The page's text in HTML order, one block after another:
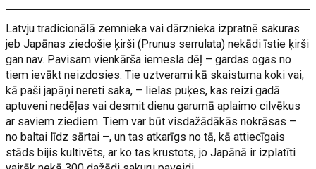
Latvju tradicionālā zemnieka vai dārznieka izpratnē sakuras
jeb Japānas ziedošie ķirši (Prunus serrulata) nekādi īstie ķirši
gan nav. Pavisam vienkārša iemesla dēļ – gardas ogas no
tiem ievākt neizdosies. Tie uztverami kā skaistuma koki vai,
kā paši japāņi nereti saka, – lielas puķes, kas reizi gadā
aptuveni nedēļas vai desmit dienu garumā aplaimo cilvēkus
ar saviem ziediem. Tiem var būt visdažādākās nokrāsas –
no baltai līdz sārtai –, un tas atkarīgs no tā, kā attiecīgais
stāds bijis kultivēts, ar ko tas krustots, jo Japānā ir izplatīti